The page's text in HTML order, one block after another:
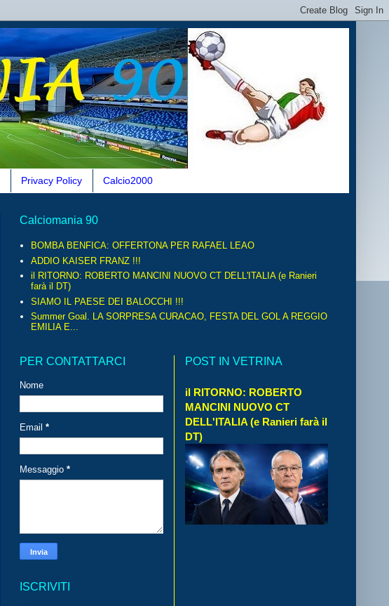
Privacy Policy Calcio2000
Calciomania 90
BOMBA BENFICA: OFFERTONA PER RAFAEL LEAO
ADDIO KAISER FRANZ !!!
il RITORNO: ROBERTO MANCINI NUOVO CT DELL'ITALIA (e Ranieri
farà il DT)
SIAMO IL PAESE DEI BALOCCHI !!!
Summer Goal. LA SORPRESA CURACAO, FESTA DEL GOL A REGGIO
EMILIA E...
PER CONTATTARCI
Nome
Email *
Messaggio *
ISCRIVITI
POST IN VETRINA
il RITORNO: ROBERTO
MANCINI NUOVO CT
DELL'ITALIA (e Ranieri farà il
DT)